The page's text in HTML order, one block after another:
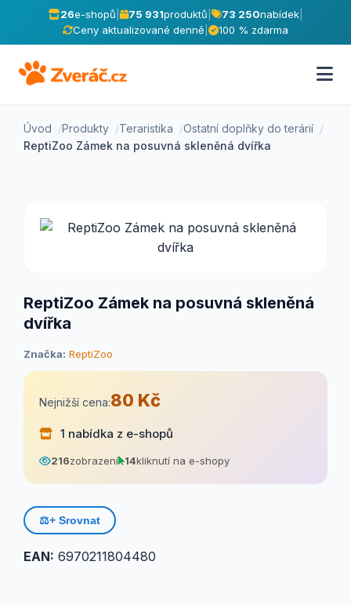
26e-shopů 75 931produktů 73 250nabídek|
Ceny aktualizované denně
100 % zdarma
Úvod Produkty Teraristika
Ostatní doplňky do terárií
ReptiZoo Zámek na posuvná skleněná dvířka
ReptiZoo Zámek na posuvná skleněná
dvířka
Značka: ReptiZoo
Nejnižší cena:80 Kč
1 nabídka z e-shopů
216zobrazení 14kliknutí na e-shopy
⚖️+ Srovnat
EAN: 6970211804480